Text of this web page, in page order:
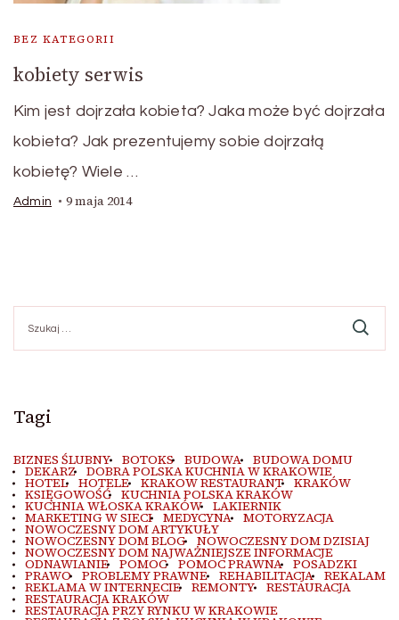
BEZ KATEGORII
kobiety serwis
Kim jest dojrzała kobieta? Jaka może być dojrzała
kobieta? Jak prezentujemy sobie dojrzałą
kobietę? Wiele …
Admin 9 maja 2014
Tagi
BIZNES ŚLUBNY BOTOKS BUDOWA BUDOWA DOMU
DEKARZ DOBRA POLSKA KUCHNIA W KRAKOWIE
HOTEL HOTELE KRAKOW RESTAURANT KRAKÓW
KSIĘGOWOŚĆ KUCHNIA POLSKA KRAKÓW
KUCHNIA WŁOSKA KRAKÓW LAKIERNIK
MARKETING W SIECI MEDYCYNA MOTORYZACJA
NOWOCZESNY DOM ARTYKUŁY
NOWOCZESNY DOM BLOG NOWOCZESNY DOM DZISIAJ
NOWOCZESNY DOM NAJWAŻNIEJSZE INFORMACJE
ODNAWIANIE POMOC POMOC PRAWNA POSADZKI
PRAWO PROBLEMY PRAWNE REHABILITACJA REKALAM
REKLAMA W INTERNECIE REMONTY RESTAURACJA
RESTAURACJA KRAKÓW
RESTAURACJA PRZY RYNKU W KRAKOWIE